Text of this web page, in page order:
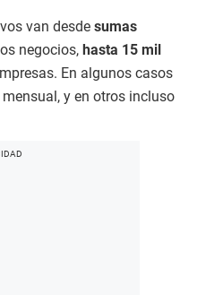
van desde sumas
negocios, hasta 15 mil
En algunos casos
y en otros incluso